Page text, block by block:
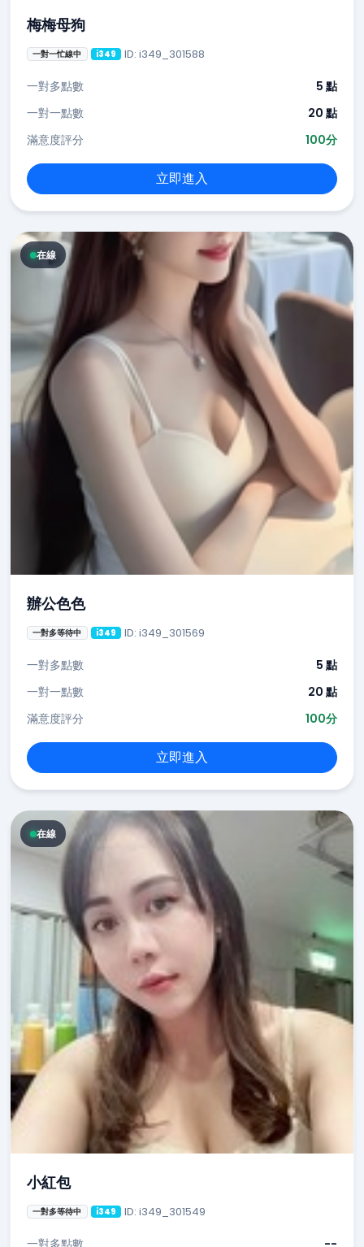
梅梅母狗
一對一忙線中 i349 ID: i349_301588
一對多點數
5 點
一對一點數
20 點
滿意度評分
100分
立即進入
在線
辦公色色
一對多等待中 i349 ID: i349_301569
一對多點數
5 點
一對一點數
20 點
滿意度評分
100分
立即進入
在線
小紅包
一對多等待中 i349 ID: i349_301549
一對多點數
--